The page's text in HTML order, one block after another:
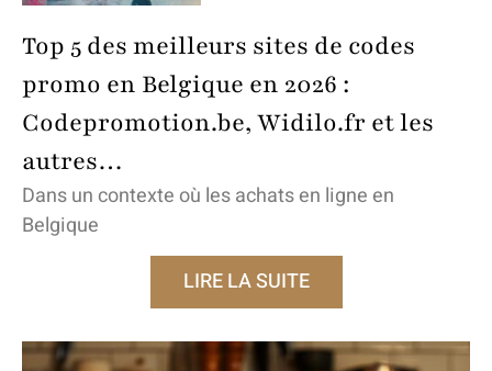
Top 5 des meilleurs sites de codes
promo en Belgique en 2026 :
Codepromotion.be, Widilo.fr et les
autres…
Dans un contexte où les achats en ligne en
Belgique
LIRE LA SUITE